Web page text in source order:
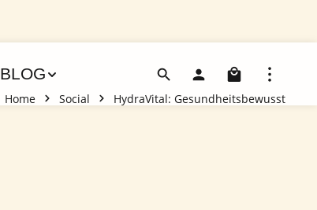
BLOG
Home Social HydraVital: Gesundheitsbewusst